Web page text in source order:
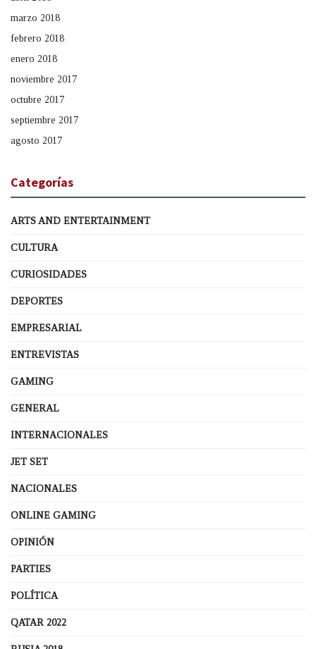
marzo 2018
febrero 2018
enero 2018
noviembre 2017
octubre 2017
septiembre 2017
agosto 2017
Categorías
ARTS AND ENTERTAINMENT
CULTURA
CURIOSIDADES
DEPORTES
EMPRESARIAL
ENTREVISTAS
GAMING
GENERAL
INTERNACIONALES
JET SET
NACIONALES
ONLINE GAMING
OPINIÓN
PARTIES
POLÍTICA
QATAR 2022